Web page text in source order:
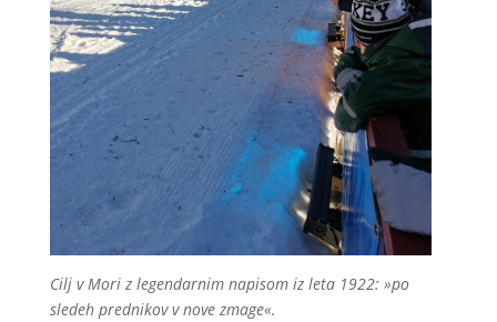
Cilj v Mori z legendarnim napisom iz leta 1922: »po
sledeh prednikov v nove zmage«.